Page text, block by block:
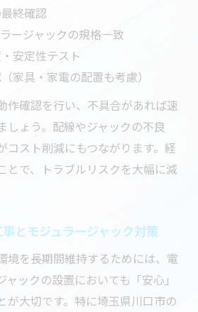
終確認
ージャックの規格一致
安定性テスト
家具・家電の配置も考慮）
作確認を行い、不具合があれば速
しょう。配線やジャックの不良
コスト削減にもつながります。経
とで、トラブルリスクを大幅に減
とモジュラージャック対策
境を長期間維持するためには、電
ックの設置においても「安心」
が大切です。特に埼玉県川口市の